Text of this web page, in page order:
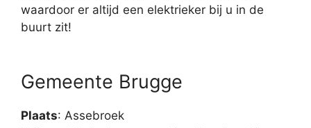
waardoor er altijd een elektrieker bij u in de
buurt zit!
Gemeente Brugge
Plaats: Assebroek